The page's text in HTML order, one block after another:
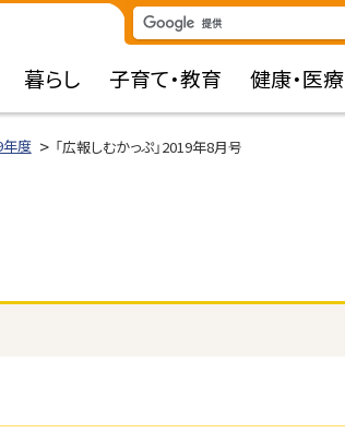
検
索
キ
ー
ワ
暮らし 子育て・教育 健康・医療
年度 「広報しむかっぷ」2019年8月号